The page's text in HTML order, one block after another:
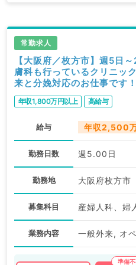
常勤求人
【大阪府／枚方市】週5日
膚科も行っているクリニッ
来と分娩対応のお仕事です
年収1,800万円以上 高給与
給与 年収2,500
勤務日数 週5.00日
勤務地 大阪府枚方市
募集科目 産婦人科、婦
業務内容